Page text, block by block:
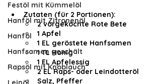
Festöl mit Kümmelöl
Hanföl mit Zitronenöl
Hanföl
Hanfsamen geschält
Rapsöl mit Knoblauch
Zutaten (für 2 Portionen):
2 vorgekochte Rote Bete
1 Apfel
1 EL geröstete Hanfsamen
1 TL Honig
1 EL Apfelessig
2 EL Raps- oder Leindotteröl
Salz, Pfeffer